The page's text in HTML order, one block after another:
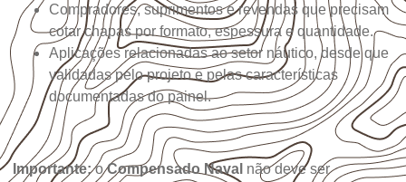
Compradores, suprimentos e revendas que precisam
cotar chapas por formato, espessura e quantidade.
Aplicações relacionadas ao setor náutico, desde que
validadas pelo projeto e pelas características
documentadas do painel.
Importante:oCompensado Naval não deve ser